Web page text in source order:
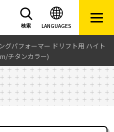
LANGUAGES
検索
グパフォーマー ドリフト用 ハイト
チタンカラー)